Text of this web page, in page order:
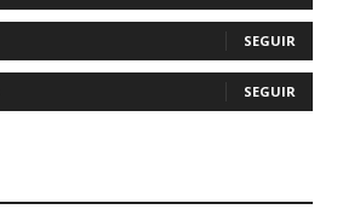
SEGUIR
SEGUIR